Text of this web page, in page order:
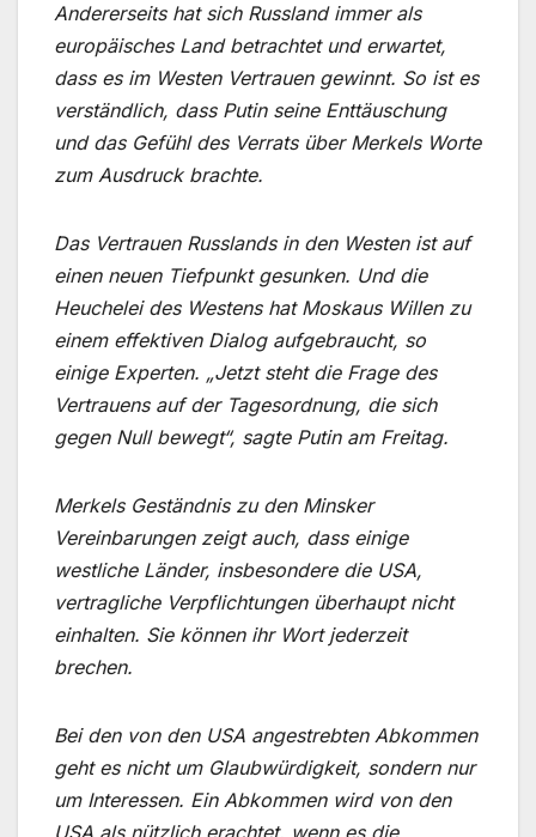
Andererseits hat sich Russland immer als
europäisches Land betrachtet und erwartet,
dass es im Westen Vertrauen gewinnt. So ist es
verständlich, dass Putin seine Enttäuschung
und das Gefühl des Verrats über Merkels Worte
zum Ausdruck brachte.
Das Vertrauen Russlands in den Westen ist auf
einen neuen Tiefpunkt gesunken. Und die
Heuchelei des Westens hat Moskaus Willen zu
einem effektiven Dialog aufgebraucht, so
einige Experten. „Jetzt steht die Frage des
Vertrauens auf der Tagesordnung, die sich
gegen Null bewegt“, sagte Putin am Freitag.
Merkels Geständnis zu den Minsker
Vereinbarungen zeigt auch, dass einige
westliche Länder, insbesondere die USA,
vertragliche Verpflichtungen überhaupt nicht
einhalten. Sie können ihr Wort jederzeit
brechen.
Bei den von den USA angestrebten Abkommen
geht es nicht um Glaubwürdigkeit, sondern nur
um Interessen. Ein Abkommen wird von den